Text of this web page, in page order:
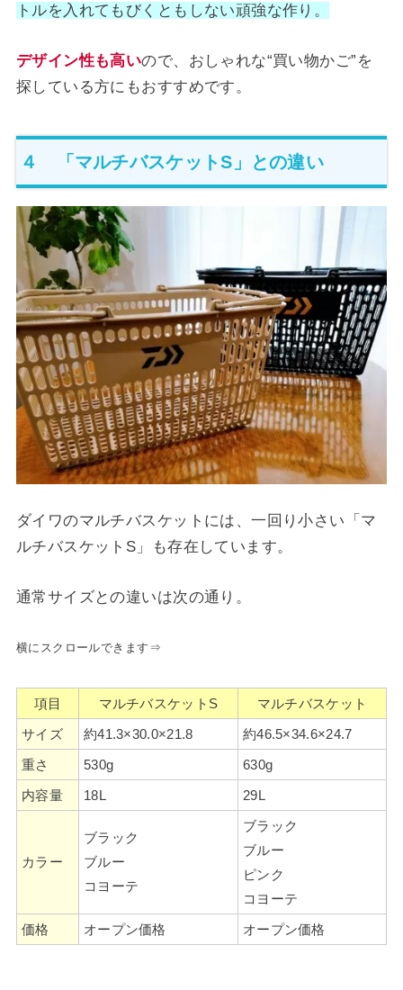
トルを入れてもびくともしない頑強な作り。
デザイン性も高いので、おしゃれな“買い物かご”を
探している方にもおすすめです。
４ 「マルチバスケットS」との違い
ダイワのマルチバスケットには、一回り小さい「マ
ルチバスケットS」も存在しています。
通常サイズとの違いは次の通り。
横にスクロールできます⇒
項目 マルチバスケットS
マルチバスケット
サイズ
約41.3×30.0×21.8
約46.5×34.6×24.7
重さ
530g
630g
内容量
18L 29L
カラー
ブラック
ブルー
コヨーテ
ブラック
ブルー
ピンク
コヨーテ
価格
オープン価格 オープン価格